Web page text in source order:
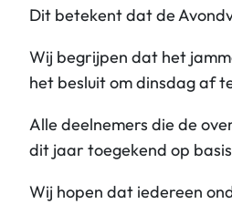
Dit betekent dat de
Wij begrijpen dat het
het besluit om dinsdag af
Alle deelnemers die de
dit jaar toegekend op
Wij hopen dat iedereen